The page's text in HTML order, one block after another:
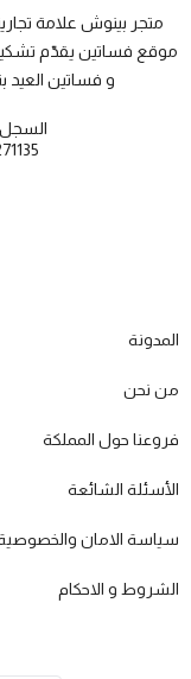
متجر بينوش علامة
موقع فساتين يقدّم
و فساتين العيد
السجل
المدونة
من نحن
فروعنا حول المملكة
الأسئلة الشائعة
سياسة الامان
الشروط و الاحكام